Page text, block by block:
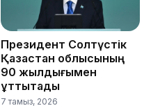
Президент Солтүстік
Қазақстан облысының
90 жылдығымен
құттықтады
7 тамыз, 2026